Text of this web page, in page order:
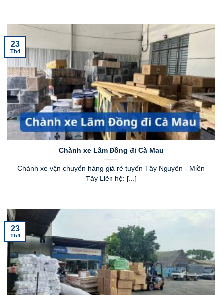
Chành xe Lâm Đồng đi Cà Mau
Chành xe vận chuyển hàng giá rẻ tuyến Tây Nguyên - Miền
Tây Liên hệ: [...]
23
Th4
23
Th4